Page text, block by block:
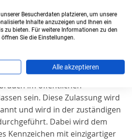
Sie eine
Zweibrücken,
Kraftfahrzeug und jeder
im öffentlichen
sein. Diese Zulassung wird
und wird in der zuständigen
Dabei wird dem
Kennzeichen mit einzigartiger
Besucherdaten platzieren, um unsere
Inhalte anzuzeigen und Ihnen ein
zu bieten. Für weitere Informationen zu den
Sie die Einstellungen.
Alle akzeptieren